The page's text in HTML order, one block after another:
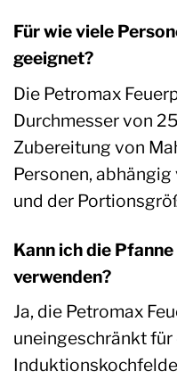
Für wie viele
geeignet?
Die Petromax
Durchmesser von
Zubereitung von
Personen,
und der
Kann ich die
verwenden?
Ja, die Petromax
uneingeschränkt